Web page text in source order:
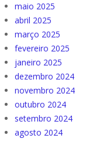
maio 2025
abril 2025
março 2025
fevereiro 2025
janeiro 2025
dezembro 2024
novembro 2024
outubro 2024
setembro 2024
agosto 2024